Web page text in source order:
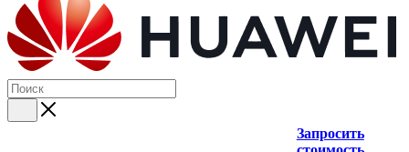
Запросить